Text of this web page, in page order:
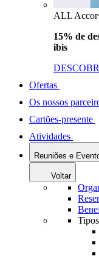
ALL
15% de
ibis
Ofertas
Os nossos
Cartões-presente
Atividades
Reuniões e
Voltar